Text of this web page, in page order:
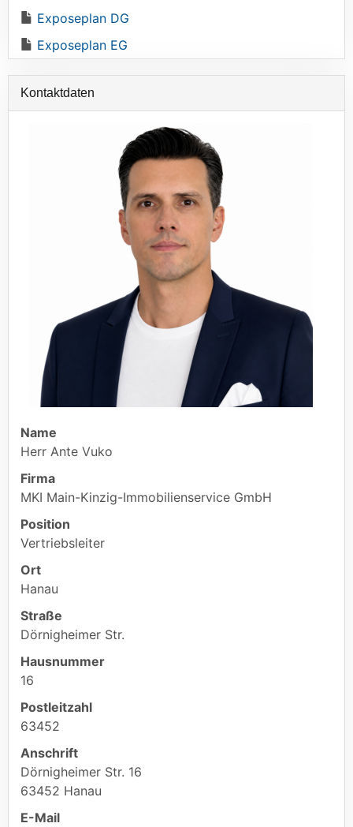
Exposeplan DG
Exposeplan EG
Kontaktdaten
Name
Herr Ante Vuko
Firma
MKI Main-Kinzig-Immobilienservice GmbH
Position
Vertriebsleiter
Ort
Hanau
Straße
Dörnigheimer Str.
Hausnummer
16
Postleitzahl
63452
Anschrift
Dörnigheimer Str. 16
63452 Hanau
E-Mail